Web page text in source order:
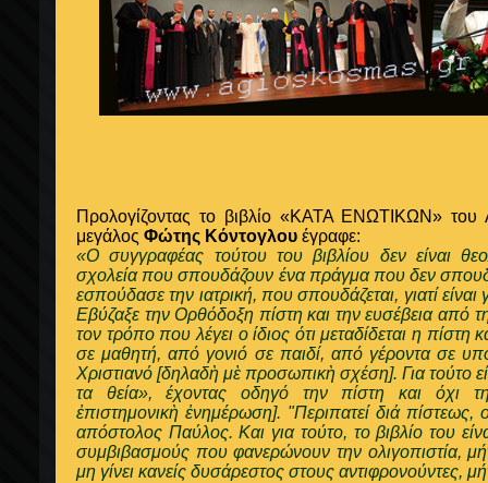
Προλογίζοντας το βιβλίο «ΚΑΤΑ ΕΝΩΤΙΚΩΝ» του
μεγάλος Φώτης Κόντογλου έγραφε:
«Ο συγγραφέας τούτου του βιβλίου δεν είναι
σχολεία που σπουδάζουν ένα πράγμα που δεν
εσπούδασε την ιατρική, που σπουδάζεται, γιατί
Εβύζαξε την Ορθόδοξη πίστη και την ευσέβεια από
τον τρόπο που λέγει ο ίδιος ότι μεταδίδεται η
σε μαθητή, από γονιό σε παιδί, από γέροντα σε
Χριστιανό [δηλαδὴ μὲ προσωπικὴ σχέση]. Για τούτο
τα θεία», έχοντας οδηγό την πίστη και όχι
ἐπιστημονικὴ ἐνημέρωση]. "Περιπατεί διά πίστεως,
απόστολος Παύλος. Και για τούτο, το βιβλίο του
συμβιβασμούς που φανερώνουν την ολιγοπιστία,
μη γίνει κανείς δυσάρεστος στους αντιφρονούντες,